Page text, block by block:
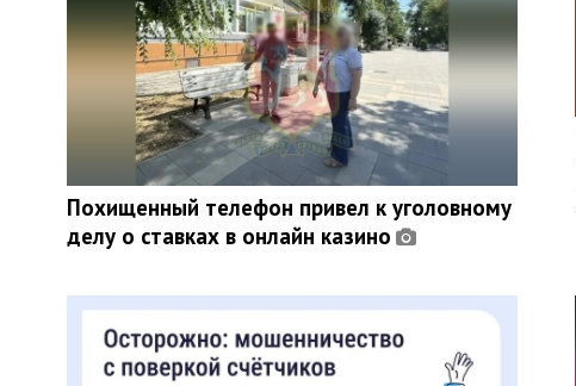
Похищенный телефон привел к уголовному
делу о ставках в онлайн казино